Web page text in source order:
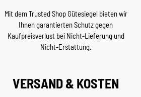
Mit dem Trusted Shop Gütesiegel bieten wir
Ihnen garantierten Schutz gegen
Kaufpreisverlust bei Nicht-Lieferung und
Nicht-Erstattung.
VERSAND & KOSTEN